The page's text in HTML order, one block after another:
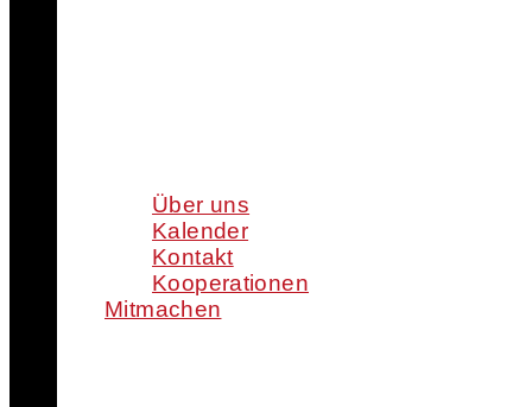
Über uns
Kalender
Kontakt
Kooperationen
Mitmachen